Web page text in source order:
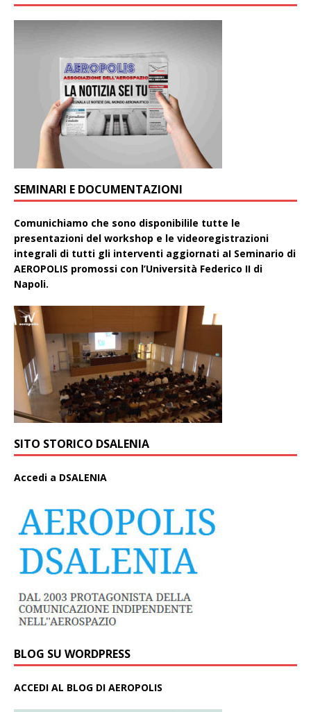
SEMINARI E DOCUMENTAZIONI
Comunichiamo che sono disponibilile tutte le
presentazioni del workshop e le videoregistrazioni
integrali di tutti gli interventi aggiornati aI Seminario di
AEROPOLIS promossi con l’Università Federico II di
Napoli.
SITO STORICO DSALENIA
Accedi a DSALENIA
BLOG SU WORDPRESS
ACCEDI AL BLOG DI AEROPOLIS